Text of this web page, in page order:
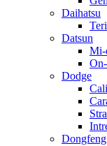
Daihatsu
Datsun
Mi-
Dodge
Dongfeng